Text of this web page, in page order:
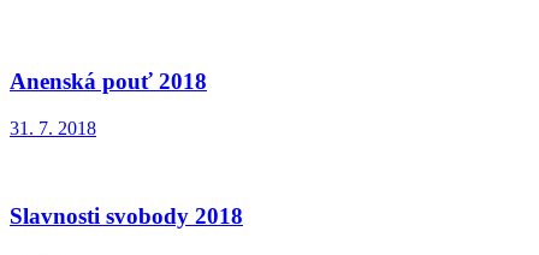
Anenská pouť 2018
31. 7. 2018
Slavnosti svobody 2018